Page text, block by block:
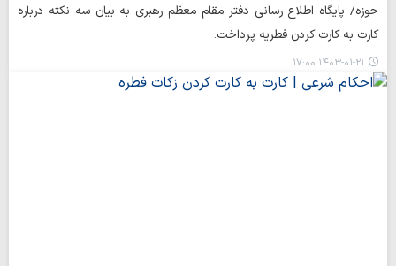
حوزه/ پایگاه اطلاع رسانی دفتر مقام معظم رهبری به بیان سه نکته درباره
کارت به کارت کردن فطریه پرداخت.
۱۴۰۳-۰۱-۲۱ ۱۷:۰۰